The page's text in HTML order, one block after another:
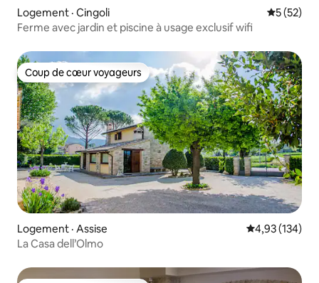
Logement · Cingoli Note
5 (52)
Ferme avec jardin et piscine à usage exclusif wifi
Coup de cœur voyageurs
Coup de cœur voyageurs
Logement · Assise Note
4,93 (134)
La Casa dell’Olmo